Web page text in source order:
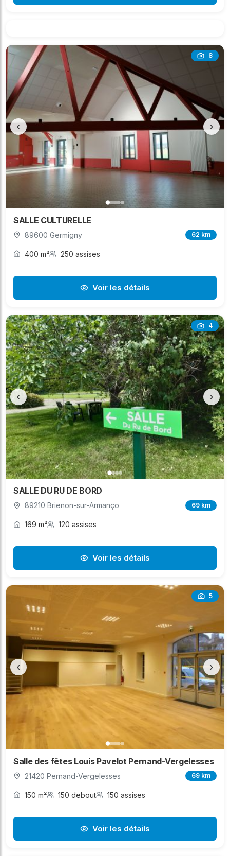
8
‹ ›
SALLE CULTURELLE
89600 Germigny 62 km
400 m² 250 assises
Voir les détails
4
‹ ›
SALLE DU RU DE BORD
89210 Brienon-sur-Armanço 69 km
169 m² 120 assises
Voir les détails
5
‹ ›
Salle des fêtes Louis Pavelot Pernand-Vergelesses
21420 Pernand-Vergelesses 69 km
150 m² 150 debout 150 assises
Voir les détails